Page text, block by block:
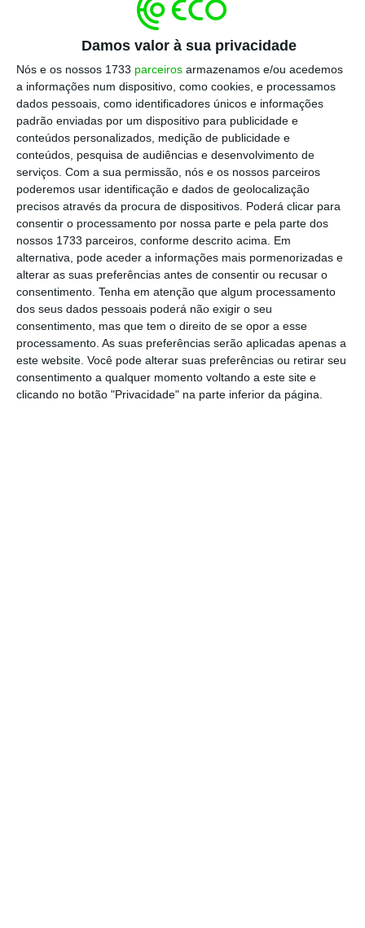
Damos valor à sua privacidade
Nós e os nossos 1733 parceiros armazenamos e/ou acedemos
a informações num dispositivo, como cookies, e processamos
dados pessoais, como identificadores únicos e informações
padrão enviadas por um dispositivo para publicidade e
conteúdos personalizados, medição de publicidade e
conteúdos, pesquisa de audiências e desenvolvimento de
serviços. Com a sua permissão, nós e os nossos parceiros
poderemos usar identificação e dados de geolocalização
precisos através da procura de dispositivos. Poderá clicar para
consentir o processamento por nossa parte e pela parte dos
nossos 1733 parceiros, conforme descrito acima. Em
alternativa, pode aceder a informações mais pormenorizadas e
alterar as suas preferências antes de consentir ou recusar o
consentimento. Tenha em atenção que algum processamento
dos seus dados pessoais poderá não exigir o seu
consentimento, mas que tem o direito de se opor a esse
processamento. As suas preferências serão aplicadas apenas a
este website. Você pode alterar suas preferências ou retirar seu
consentimento a qualquer momento voltando a este site e
clicando no botão "Privacidade" na parte inferior da página.
Assine o ECO Premium
No momento em que a informação é
mais importante do que nunca, apoie
o jornalismo independente e rigoroso.
De que forma? Assine o ECO Premium e
tenha acesso a notícias exclusivas, à
opinião que conta, às reportagens e
especiais que mostram o outro lado da
história.
Esta assinatura é uma forma de apoiar
o ECO e os seus jornalistas. A nossa